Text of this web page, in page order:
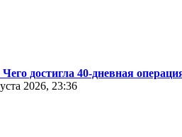
достигла 40-дневная
2026, 23:36